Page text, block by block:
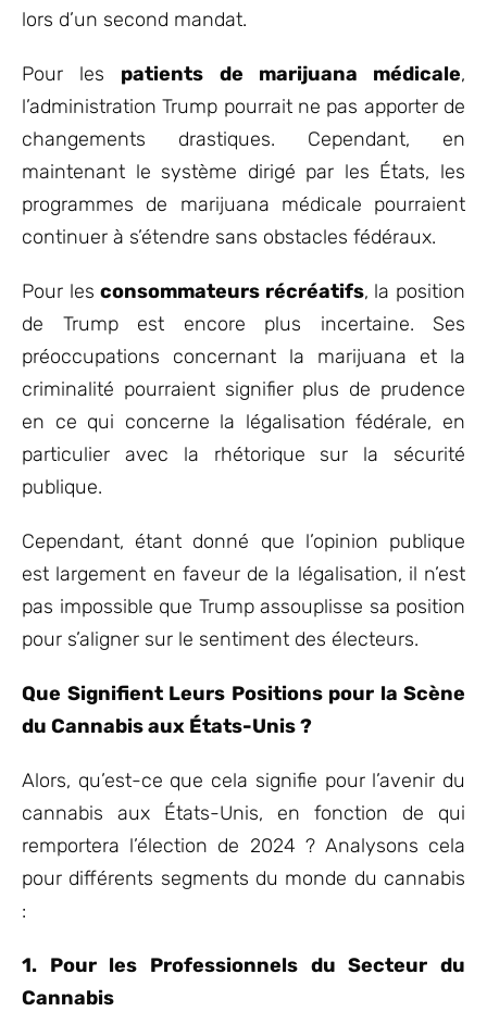
lors d’un second mandat.
Pour les patients de marijuana médicale,
l’administration Trump pourrait ne pas apporter de
changements drastiques. Cependant, en
maintenant le système dirigé par les États, les
programmes de marijuana médicale pourraient
continuer à s’étendre sans obstacles fédéraux.
Pour lesconsommateurs récréatifs, la position
de Trump est encore plus incertaine. Ses
préoccupations concernant la marijuana et la
criminalité pourraient signifier plus de prudence
en ce qui concerne la légalisation fédérale, en
particulier avec la rhétorique sur la sécurité
publique.
Cependant, étant donné que l’opinion publique
est largement en faveur de la légalisation, il n’est
pas impossible que Trump assouplisse sa position
pour s’aligner sur le sentiment des électeurs.
Que Signifient Leurs Positions pour la Scène
du Cannabis aux États-Unis ?
Alors, qu’est-ce que cela signifie pour l’avenir du
cannabis aux États-Unis, en fonction de qui
remportera l’élection de 2024 ? Analysons cela
pour différents segments du monde du cannabis
:
1. Pour les Professionnels du Secteur du
Cannabis